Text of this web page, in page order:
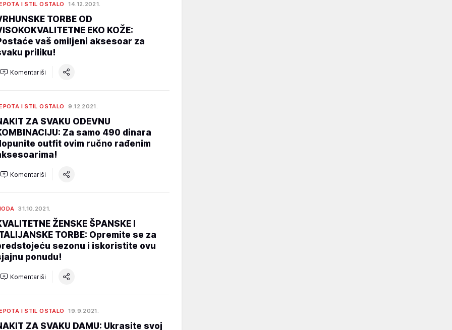
I STIL OSTALO 14.12.2021.
TORBE OD
EKO KOŽE:
vaš omiljeni aksesoar za
priliku!
Komentariši
I STIL OSTALO 9.12.2021.
ZA SVAKU ODEVNU
Za samo 490 dinara
outfit ovim ručno rađenim
Komentariši
31.10.2021.
ŽENSKE ŠPANSKE I
TORBE: Opremite se za
sezonu i iskoristite ovu
ponudu!
Komentariši
I STIL OSTALO 19.9.2021.
ZA SVAKU DAMU: Ukrasite svoj